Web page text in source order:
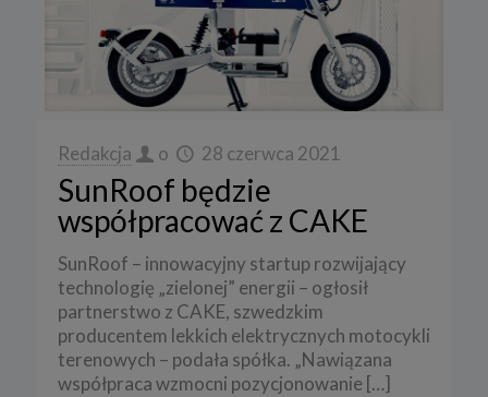
Redakcja o 28 czerwca 2021
SunRoof będzie
współpracować z CAKE
SunRoof – innowacyjny startup rozwijający
technologię „zielonej” energii – ogłosił
partnerstwo z CAKE, szwedzkim
producentem lekkich elektrycznych motocykli
terenowych – podała spółka. „Nawiązana
współpraca wzmocni pozycjonowanie […]